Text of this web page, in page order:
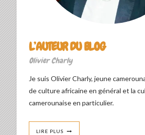
L’AUTEUR DU BLOG
Olivier Charly
Je suis Olivier Charly, jeune
de culture africaine en général et la
camerounaise en particulier.
LIRE PLUS